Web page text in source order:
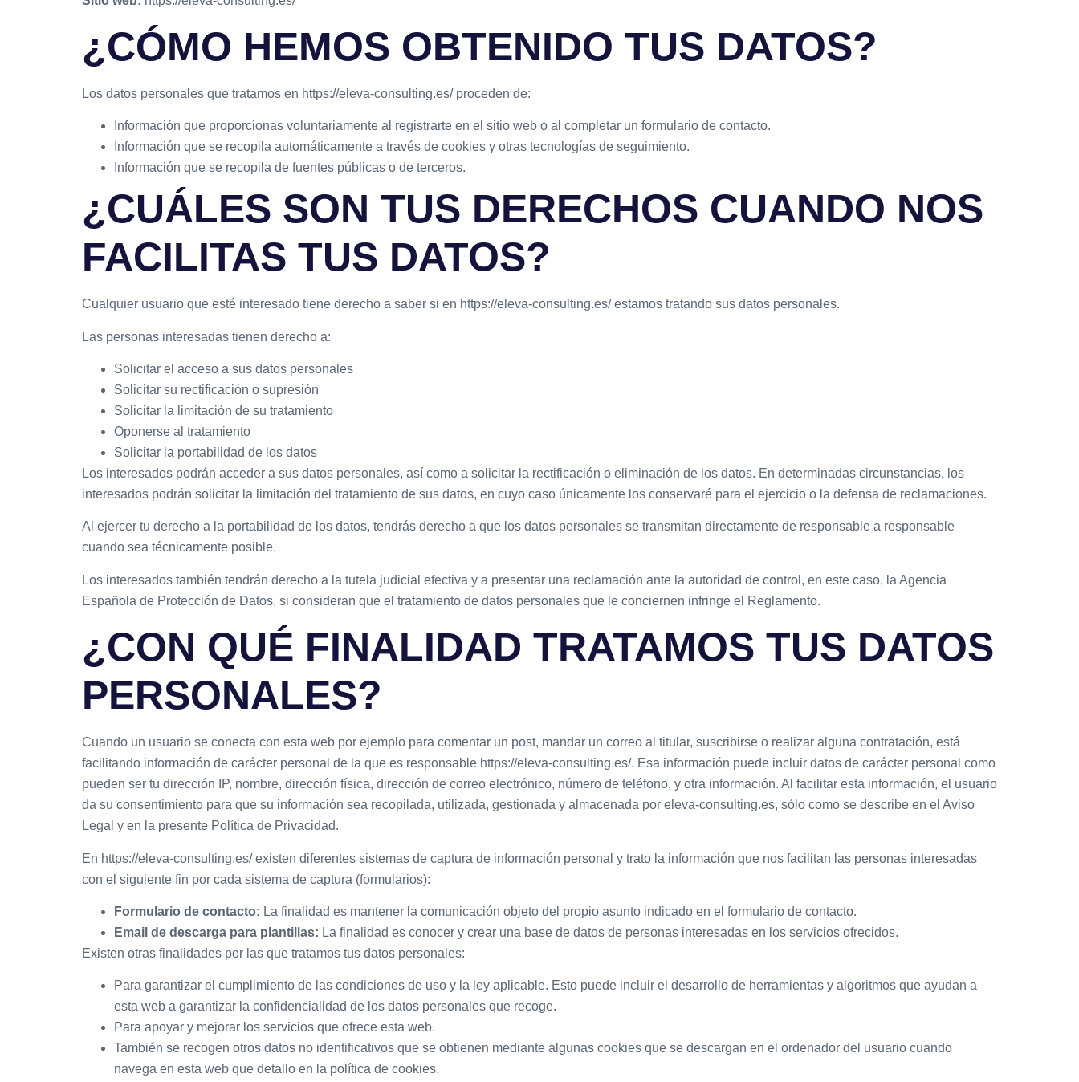
¿CÓMO HEMOS OBTENIDO TUS DATOS?
Los datos personales que tratamos en https://eleva-consulting.es/ proceden de:
Información que proporcionas voluntariamente al registrarte en el sitio web o al completar un formulario de contacto.
Información que se recopila automáticamente a través de cookies y otras tecnologías de seguimiento.
Información que se recopila de fuentes públicas o de terceros.
¿CUÁLES SON TUS DERECHOS CUANDO NOS
FACILITAS TUS DATOS?
Cualquier usuario que esté interesado tiene derecho a saber si en https://eleva-consulting.es/ estamos tratando sus datos personales.
Las personas interesadas tienen derecho a:
Solicitar el acceso a sus datos personales
Solicitar su rectificación o supresión
Solicitar la limitación de su tratamiento
Oponerse al tratamiento
Solicitar la portabilidad de los datos
Los interesados podrán acceder a sus datos personales, así como a solicitar la rectificación o eliminación de los datos. En determinadas circunstancias, los
interesados podrán solicitar la limitación del tratamiento de sus datos, en cuyo caso únicamente los conservaré para el ejercicio o la defensa de reclamaciones.
Al ejercer tu derecho a la portabilidad de los datos, tendrás derecho a que los datos personales se transmitan directamente de responsable a responsable
cuando sea técnicamente posible.
Los interesados también tendrán derecho a la tutela judicial efectiva y a presentar una reclamación ante la autoridad de control, en este caso, la Agencia
Española de Protección de Datos, si consideran que el tratamiento de datos personales que le conciernen infringe el Reglamento.
¿CON QUÉ FINALIDAD TRATAMOS TUS DATOS
PERSONALES?
Cuando un usuario se conecta con esta web por ejemplo para comentar un post, mandar un correo al titular, suscribirse o realizar alguna contratación, está
facilitando información de carácter personal de la que es responsable https://eleva-consulting.es/. Esa información puede incluir datos de carácter personal como
pueden ser tu dirección IP, nombre, dirección física, dirección de correo electrónico, número de teléfono, y otra información. Al facilitar esta información, el usuario
da su consentimiento para que su información sea recopilada, utilizada, gestionada y almacenada por eleva-consulting.es, sólo como se describe en el Aviso
Legal y en la presente Política de Privacidad.
En https://eleva-consulting.es/ existen diferentes sistemas de captura de información personal y trato la información que nos facilitan las personas interesadas
con el siguiente fin por cada sistema de captura (formularios):
Formulario de contacto: La finalidad es mantener la comunicación objeto del propio asunto indicado en el formulario de contacto.
Email de descarga para plantillas: La finalidad es conocer y crear una base de datos de personas interesadas en los servicios ofrecidos.
Existen otras finalidades por las que tratamos tus datos personales:
Para garantizar el cumplimiento de las condiciones de uso y la ley aplicable. Esto puede incluir el desarrollo de herramientas y algoritmos que ayudan a
esta web a garantizar la confidencialidad de los datos personales que recoge.
Para apoyar y mejorar los servicios que ofrece esta web.
También se recogen otros datos no identificativos que se obtienen mediante algunas cookies que se descargan en el ordenador del usuario cuando
navega en esta web que detallo en la política de cookies.